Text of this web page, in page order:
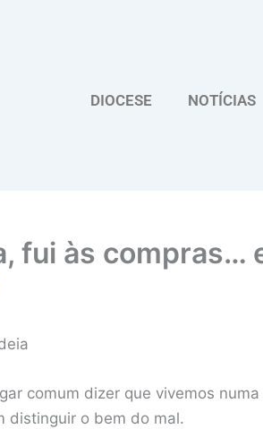
DIOCESE NOTÍCIAS
fui às compras…
comum dizer que vivemos
distinguir o bem do mal.